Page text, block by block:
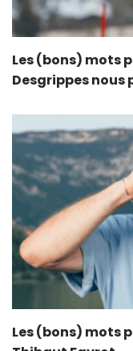
Les (bons) mots
Desgrippes
Les (bons) mots